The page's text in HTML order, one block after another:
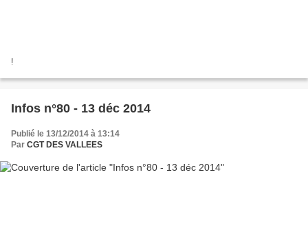
!
Infos n°80 - 13 déc 2014
Publié le 13/12/2014 à 13:14
Par CGT DES VALLEES